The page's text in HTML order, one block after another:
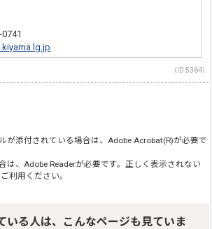
（ID:5364）
が添付されている場合は、Adobe Acrobat(R)が必要で
は、Adobe Readerが必要です。正しく表示されない
利用ください。
いる人は、こんなページも見ていま